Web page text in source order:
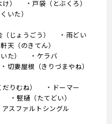
）
戸袋（とぶくろ）
いた）
じょうごう）
雨どい
軒天（のきてん）
た）
ケラバ
切妻屋根（きりづまやね）
りむね）
ドーマー
竪樋（たてどい）
アスファルトシングル